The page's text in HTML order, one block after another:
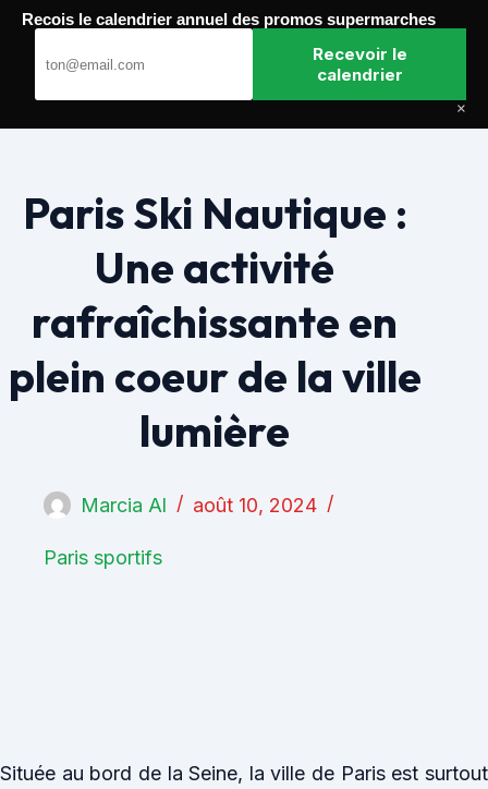
Passer
Paris Ski Nautique :
Une activité
rafraîchissante en
plein coeur de la ville
lumière
Marcia Al août 10, 2024
Paris sportifs
Située au bord de la Seine, la ville de Paris est surtout
Recois le calendrier annuel des promos supermarches
Recevoir le
calendrier
×